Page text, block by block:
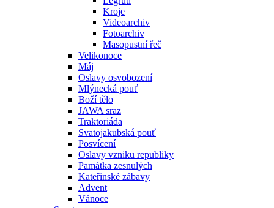
Kroje
Videoarchiv
Fotoarchiv
Masopustní řeč
Velikonoce
Máj
Oslavy osvobození
Mlýnecká pouť
Boží tělo
JAWA sraz
Traktoriáda
Svatojakubská pouť
Posvícení
Oslavy vzniku republiky
Památka zesnulých
Kateřinské zábavy
Advent
Vánoce